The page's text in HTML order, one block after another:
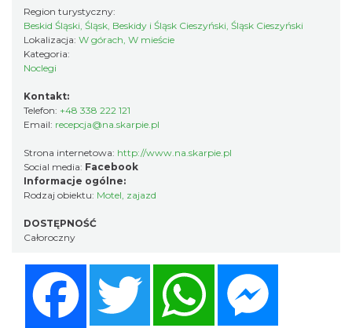
Region turystyczny:
Beskid Śląski, Śląsk, Beskidy i Śląsk Cieszyński, Śląsk Cieszyński
Lokalizacja: W górach, W mieście
Kategoria:
Noclegi
Kontakt:
Telefon: +48 338 222 121
Email: recepcja@na.skarpie.pl
Strona internetowa: http://www.na.skarpie.pl
Social media: Facebook
Informacje ogólne:
Rodzaj obiektu: Motel, zajazd
DOSTĘPNOŚĆ
Całoroczny
Twitter WhatsApp